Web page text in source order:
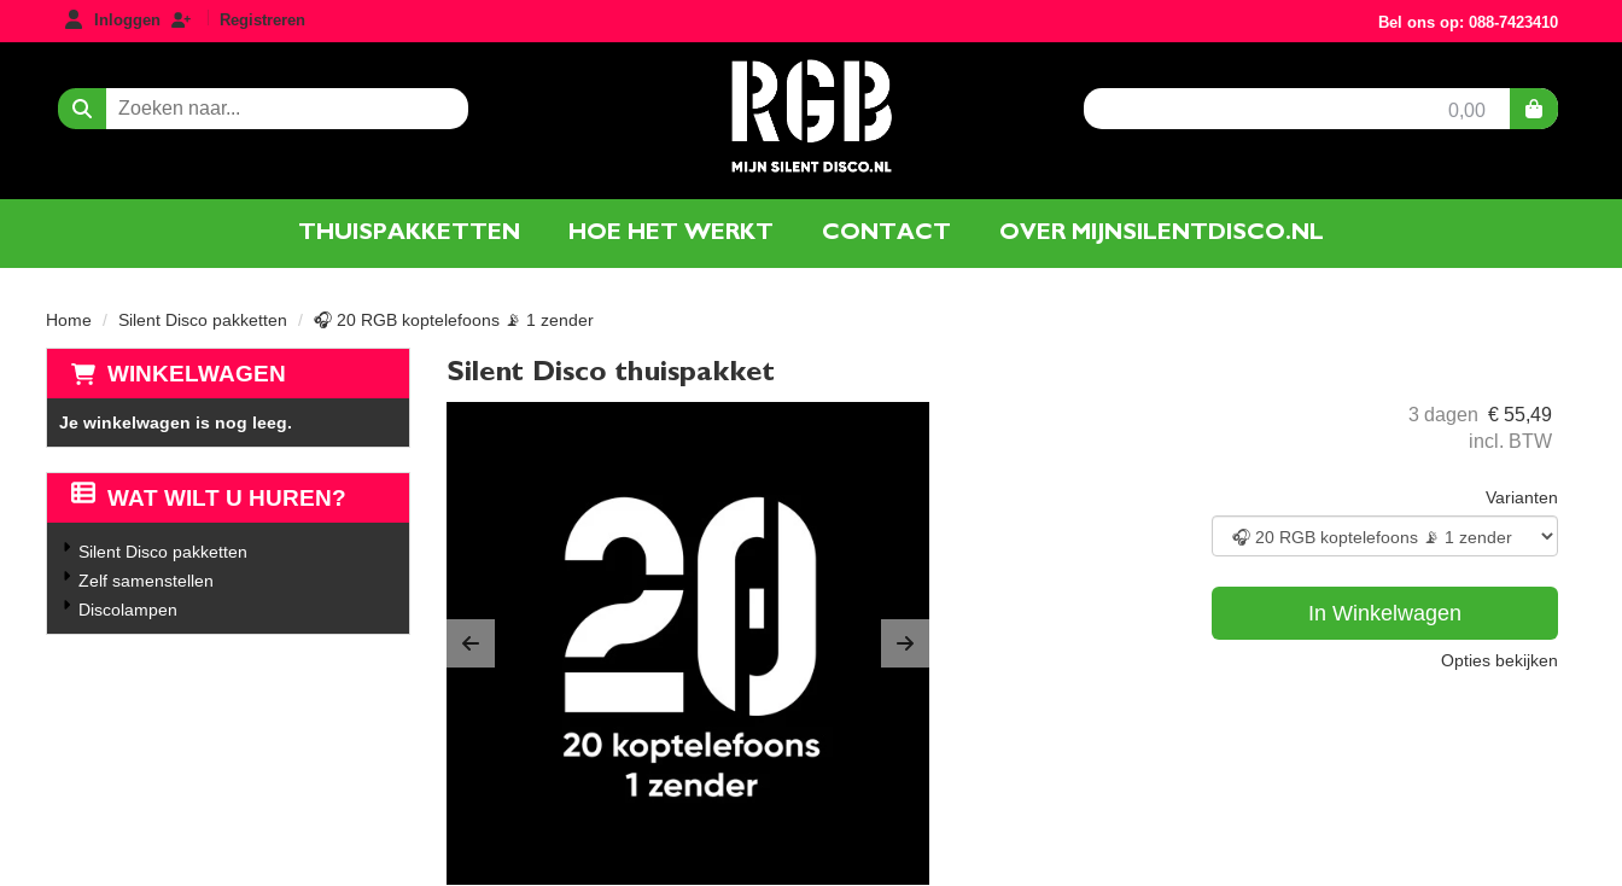
login
Inloggen registreren
Registreren Bel ons op: 088-7423410
Zoeken 0,00
THUISPAKKETTEN HOE HET WERKT CONTACT OVER MIJNSILENTDISCO.NL
Home Silent Disco pakketten 🎧 20 RGB koptelefoons 📡 1 zender
WINKELWAGEN
Je winkelwagen is nog leeg.
WAT WILT U HUREN?
Silent Disco pakketten
Zelf samenstellen
Discolampen
Silent Disco thuispakket
Previous Next
3 dagen € 55,49
incl. BTW
Varianten
In Winkelwagen
Opties bekijken